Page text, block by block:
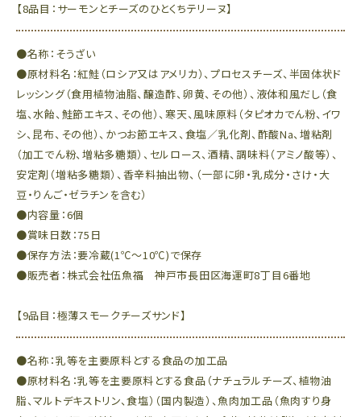
【8品目：サーモンとチーズのひとくちテリーヌ】
●名称：そうざい
●原材料名：紅鮭（ロシア又はアメリカ）、プロセスチーズ、半固体状ド
レッシング（食用植物油脂、醸造酢、卵黄、その他）、液体和風だし（食
塩、水飴、鮭節エキス、その他）、寒天、風味原料（タピオカでん粉、イワ
シ、昆布、その他）、かつお節エキス、食塩／乳化剤、酢酸Na、増粘剤
（加工でん粉、増粘多糖類）、セルロース、酒精、調味料（アミノ酸等）、
安定剤（増粘多糖類）、香辛料抽出物、（一部に卵・乳成分・さけ・大
豆・りんご・ゼラチンを含む）
●内容量：6個
●賞味日数：75日
●保存方法：要冷蔵(1℃～10℃)で保存
●販売者：株式会社伍魚福 神戸市長田区海運町8丁目6番地
【9品目：極薄スモークチーズサンド】
●名称：乳等を主要原料とする食品の加工品
●原材料名：乳等を主要原料とする食品（ナチュラルチーズ、植物油
脂、マルトデキストリン、食塩）（国内製造）、魚肉加工品（魚肉すり身